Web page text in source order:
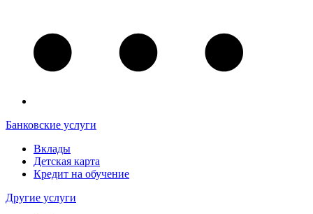
Банковские услуги
Вклады
Детская карта
Кредит на обучение
Другие услуги